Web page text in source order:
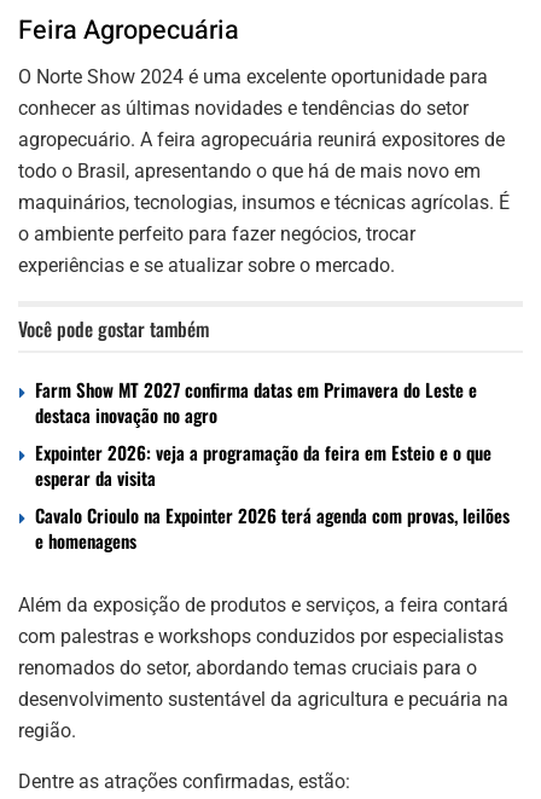
Feira Agropecuária
O Norte Show 2024 é uma excelente oportunidade para
conhecer as últimas novidades e tendências do setor
agropecuário. A feira agropecuária reunirá expositores de
todo o Brasil, apresentando o que há de mais novo em
maquinários, tecnologias, insumos e técnicas agrícolas. É
o ambiente perfeito para fazer negócios, trocar
experiências e se atualizar sobre o mercado.
Você pode gostar também
Farm Show MT 2027 confirma datas em Primavera do Leste e
destaca inovação no agro
Expointer 2026: veja a programação da feira em Esteio e o que
esperar da visita
Cavalo Crioulo na Expointer 2026 terá agenda com provas, leilões
e homenagens
Além da exposição de produtos e serviços, a feira contará
com palestras e workshops conduzidos por especialistas
renomados do setor, abordando temas cruciais para o
desenvolvimento sustentável da agricultura e pecuária na
região.
Dentre as atrações confirmadas, estão: